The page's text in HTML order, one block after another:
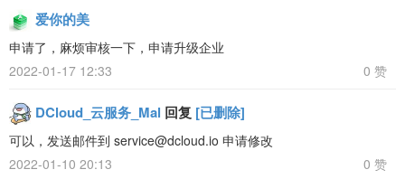
爱你的美
申请了，麻烦审核一下，申请升级企业
2022-01-17 12:33
0 赞
DCloud_云服务_Mal 回复 [已删除]
可以，发送邮件到 service@dcloud.io 申请修改
2022-01-10 20:13
0 赞